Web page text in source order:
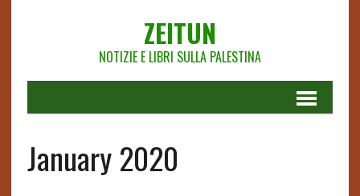
ZEITUN
NOTIZIE E LIBRI SULLA PALESTINA
January 2020